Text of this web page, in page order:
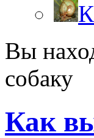
Вы
собаку
Как